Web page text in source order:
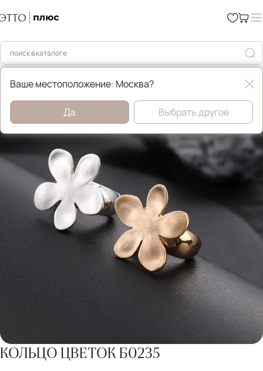
Главная Бижутерия
КОЛЬЦО ЦВЕТОК Б0235
Ваше местоположение: Москва?
Да Выбрать другое